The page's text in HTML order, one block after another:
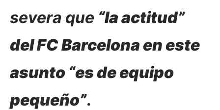
severa que “la actitud”
del FC Barcelona en este
asunto “es de equipo
pequeño”.